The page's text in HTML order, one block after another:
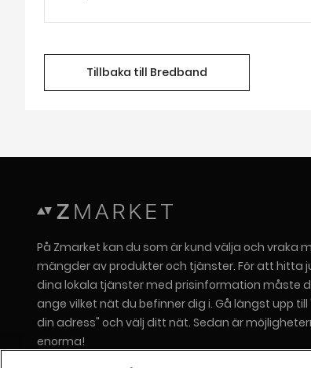
Tillbaka till Bredband
På Zmarket kan du som är kund välja och vraka
mängder av produkter och tjänster. För att hitta
dina lokala tjänster med prisinformation måste
ange vilket nät du befinner dig i. Gå längst upp
din adress" och välj ditt nät. Sedan är
enorma!